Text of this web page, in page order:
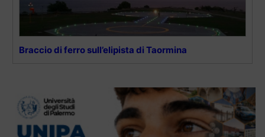
Braccio di ferro sull’elipista di Taormina